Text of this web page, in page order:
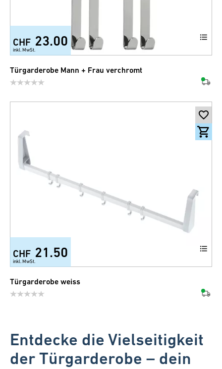
CHF 23.00
inkl. MwSt.
Türgarderobe Mann + Frau verchromt
CHF 21.50
inkl. MwSt.
Türgarderobe weiss
Entdecke die Vielseitigkeit
der Türgarderobe – dein